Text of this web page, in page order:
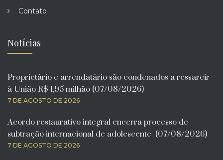
Contato
Notícias
Proprietário e arrendatário são condenados a ressarcir
à União R$ 1,95 milhão (07/08/2026)
7 DE AGOSTO DE 2026
Acordo restaurativo integral encerra processo de
subtração internacional de adolescente (07/08/2026)
7 DE AGOSTO DE 2026